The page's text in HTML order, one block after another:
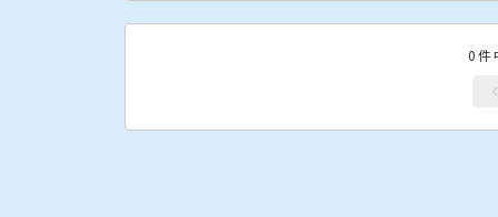
0件